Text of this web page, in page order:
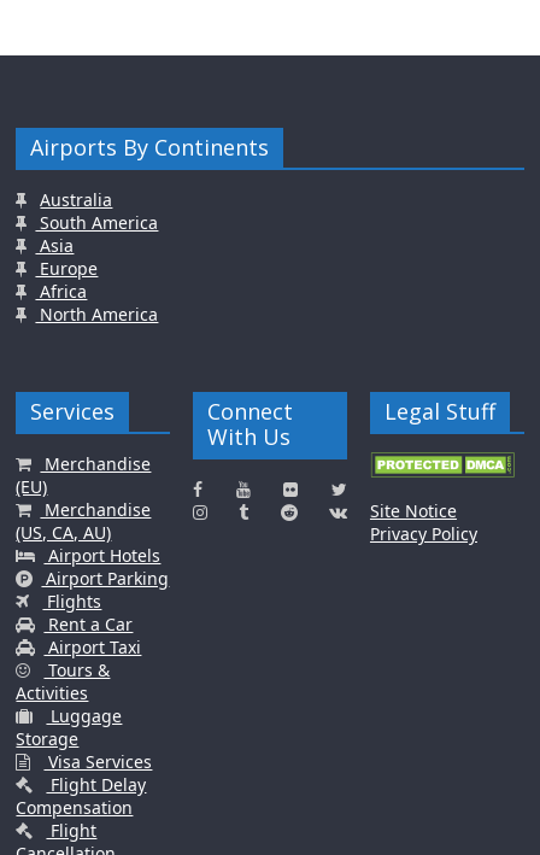
Airports By Continents
Australia
South America
Asia
Europe
Africa
North America
Services
Merchandise
(EU)
Merchandise
(US, CA, AU)
Airport Hotels
Airport Parking
Flights
Rent a Car
Airport Taxi
Tours &
Activities
Luggage
Storage
Visa Services
Flight Delay
Compensation
Flight
Connect
With Us
Legal Stuff
Site Notice
Privacy Policy